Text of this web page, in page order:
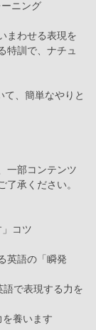
ニング
まわせる表現を
特訓で、ナチュ
、簡単なやりと
一部コンテンツ
承ください。
コツ
英語の「瞬発
語で表現する力を
を養います